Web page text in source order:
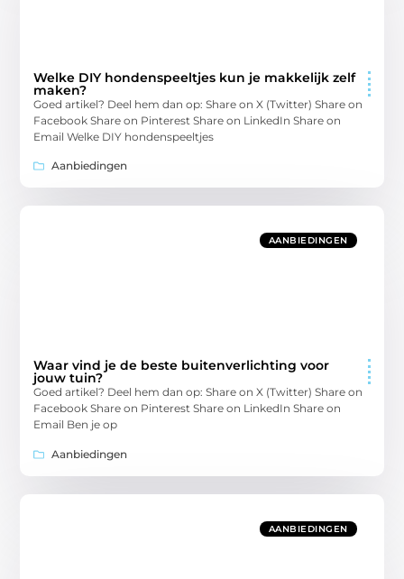
Welke DIY hondenspeeltjes kun je makkelijk zelf
maken?
Goed artikel? Deel hem dan op: Share on X (Twitter) Share on
Facebook Share on Pinterest Share on LinkedIn Share on
Email Welke DIY hondenspeeltjes
Aanbiedingen
AANBIEDINGEN
Waar vind je de beste buitenverlichting voor
jouw tuin?
Goed artikel? Deel hem dan op: Share on X (Twitter) Share on
Facebook Share on Pinterest Share on LinkedIn Share on
Email Ben je op
Aanbiedingen
AANBIEDINGEN